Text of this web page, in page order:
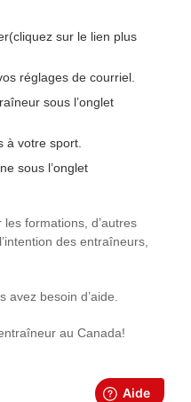
sur le lien plus
réglages de courriel.
sous l’onglet
à votre sport.
sous l’onglet
formations, d’autres
des entraîneurs,
avez besoin d’aide.
au Canada!